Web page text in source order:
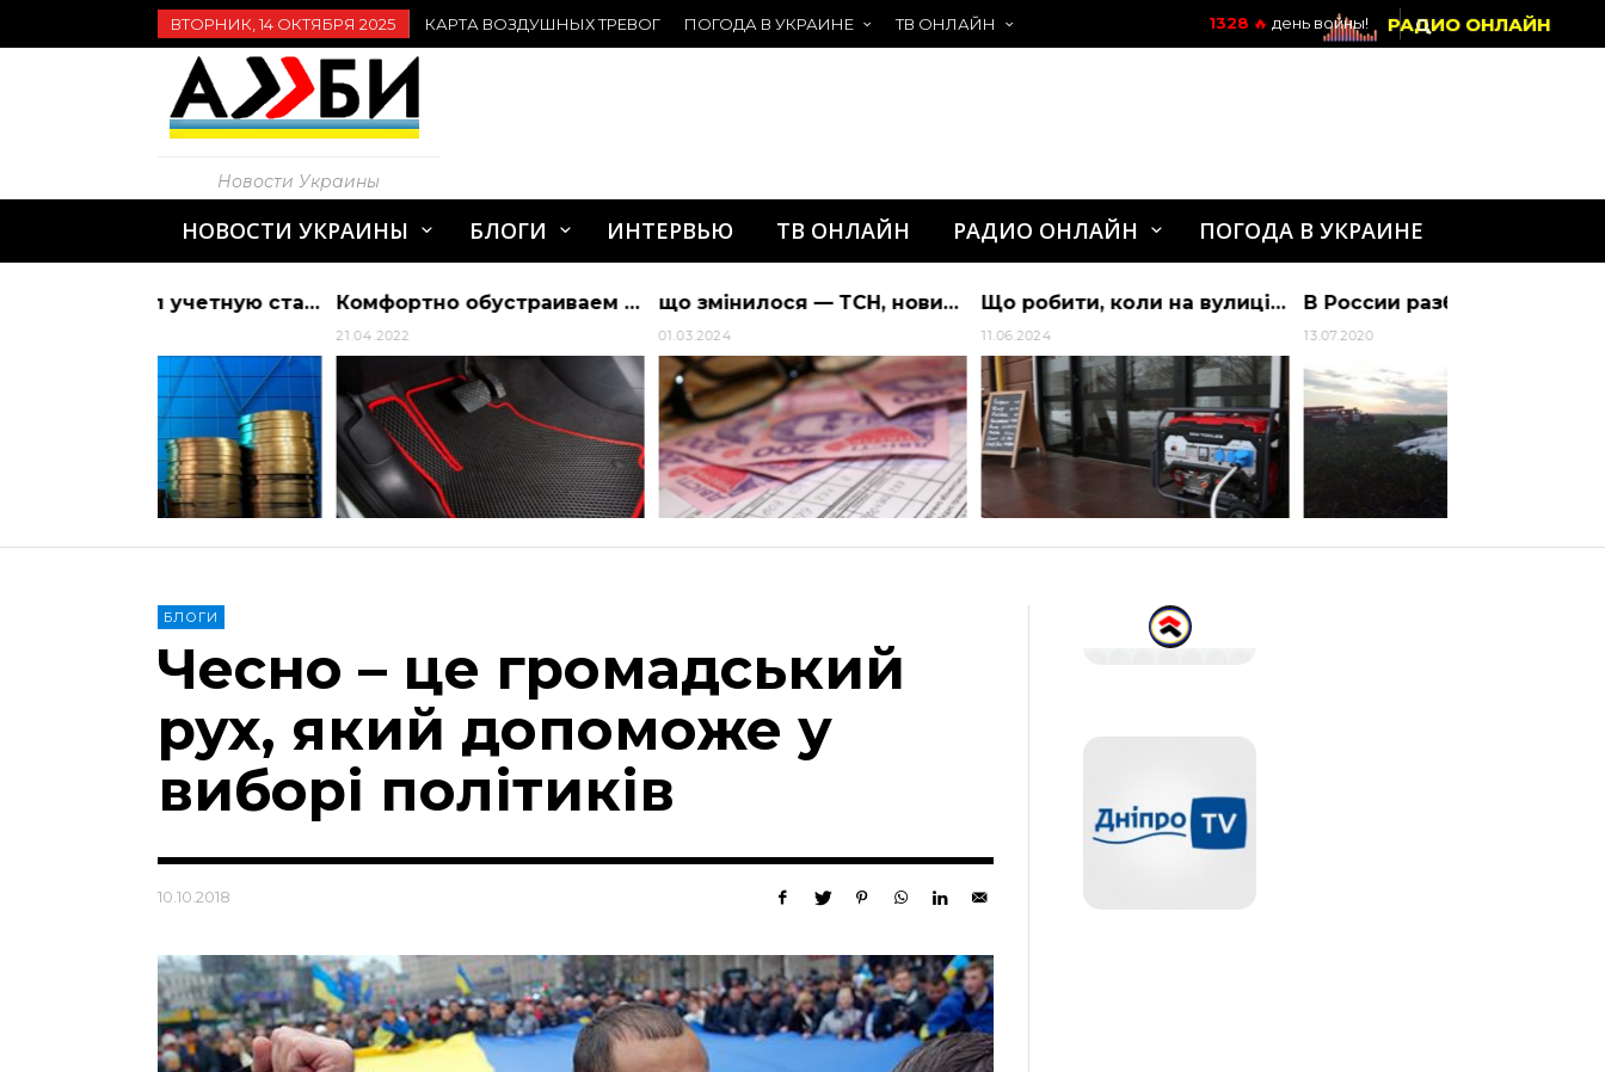
ВТОРНИК, 14 ОКТЯБРЯ 2025 КАРТА ВОЗДУШНЫХ ТРЕВОГ ПОГОДА В УКРАИНЕ ТВ ОНЛАЙН РАДИО ОНЛАЙН
1328 🔥день войны!
Новости Украины
НОВОСТИ УКРАИНЫ БЛОГИ ИНТЕРВЬЮ ТВ ОНЛАЙН РАДИО ОНЛАЙН ПОГОДА В УКРАИНЕ
Комфортно обустраиваем салон автомобиля що змінилося — ТСН, новини 1+1 — Гроші Що робити, коли на вулиці стоїть генератор і йде дощ: поради ДСНС — Україна В России разбился легкомоторный самолет АН-2: Есть погибшие | Алиби
БЛОГИ
Чесно – це громадський
рух, який допоможе у
виборі політиків
10.10.2018